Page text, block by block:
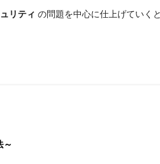
リティ の問題を中心に仕上げていく
～